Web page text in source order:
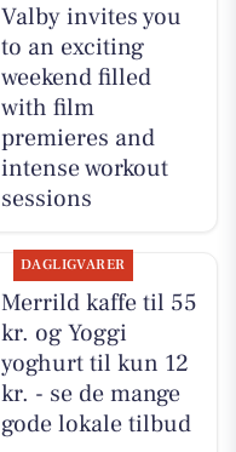
Valby invites you
to an exciting
weekend filled
with film
premieres and
intense workout
sessions
DAGLIGVARER
Merrild kaffe til 55
kr. og Yoggi
yoghurt til kun 12
kr. - se de mange
gode lokale tilbud